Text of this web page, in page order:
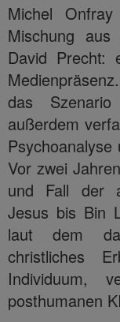
Michel
Mischung
David Precht:
das
außerdem
Vor zwei
und Fall der
Jesus bis Bin
laut dem
christliches
Individuum,
posthumanen